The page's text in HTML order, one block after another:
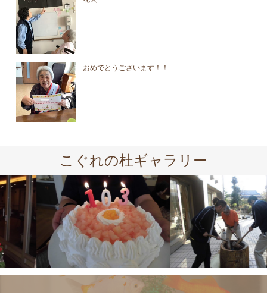
おめでとうございます！！
こぐれの杜ギャラリー